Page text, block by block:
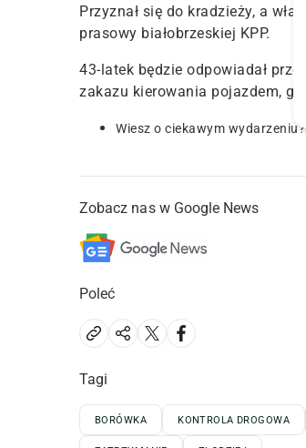
Przyznał się do kradzieży, a
prasowy białobrzeskiej KPP.
43-latek będzie odpowiadał
zakazu kierowania pojazdem,
Wiesz o ciekawym
Zobacz nas w Google News
Poleć
Tagi
BORÓWKA KONTROLA DROGOWA